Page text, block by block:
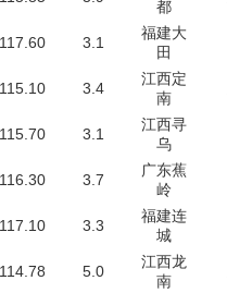
都
117.60 3.1
福建大
田
115.10 3.4
江西定
南
115.70 3.1
江西寻
乌
116.30 3.7
广东蕉
岭
117.10 3.3
福建连
城
114.78 5.0
江西龙
南